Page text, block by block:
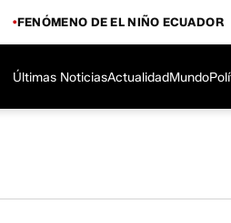
FENÓMENO DE EL NIÑO ECUADOR
Últimas NoticiasActualidadMundo